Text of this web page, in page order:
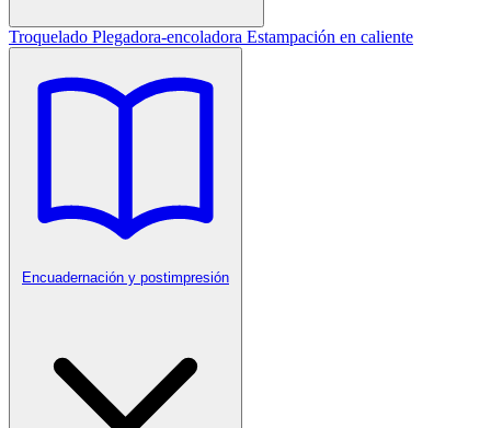
Troquelado Plegadora-encoladora Estampación en caliente
Encuadernación y postimpresión